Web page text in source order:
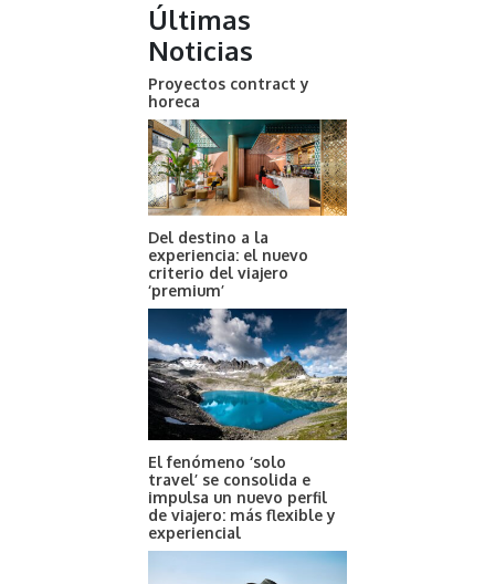
Últimas
Noticias
Proyectos contract y
horeca
Del destino a la
experiencia: el nuevo
criterio del viajero
‘premium’
El fenómeno ‘solo
travel’ se consolida e
impulsa un nuevo perfil
de viajero: más flexible y
experiencial